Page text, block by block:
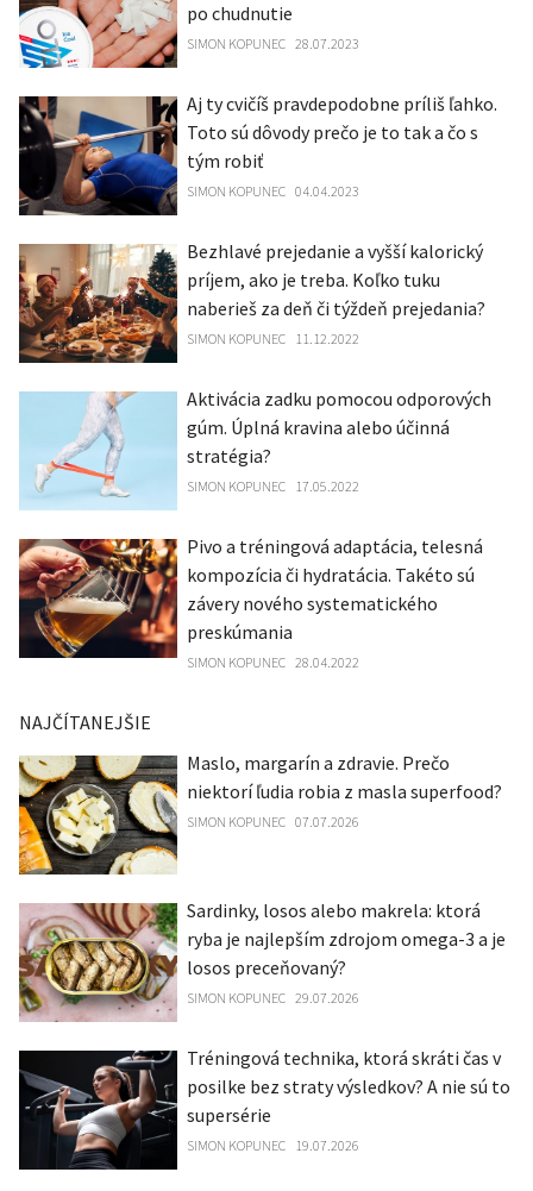
po chudnutie
SIMON KOPUNEC 28.07.2023
Aj ty cvičíš pravdepodobne príliš ľahko.
Toto sú dôvody prečo je to tak a čo s
tým robiť
SIMON KOPUNEC 04.04.2023
Bezhlavé prejedanie a vyšší kalorický
príjem, ako je treba. Koľko tuku
naberieš za deň či týždeň prejedania?
SIMON KOPUNEC 11.12.2022
Aktivácia zadku pomocou odporových
gúm. Úplná kravina alebo účinná
stratégia?
SIMON KOPUNEC 17.05.2022
Pivo a tréningová adaptácia, telesná
kompozícia či hydratácia. Takéto sú
závery nového systematického
preskúmania
SIMON KOPUNEC 28.04.2022
NAJČÍTANEJŠIE
Maslo, margarín a zdravie. Prečo
niektorí ľudia robia z masla superfood?
SIMON KOPUNEC 07.07.2026
Sardinky, losos alebo makrela: ktorá
ryba je najlepším zdrojom omega-3 a je
losos preceňovaný?
SIMON KOPUNEC 29.07.2026
Tréningová technika, ktorá skráti čas v
posilke bez straty výsledkov? A nie sú to
supersérie
SIMON KOPUNEC 19.07.2026